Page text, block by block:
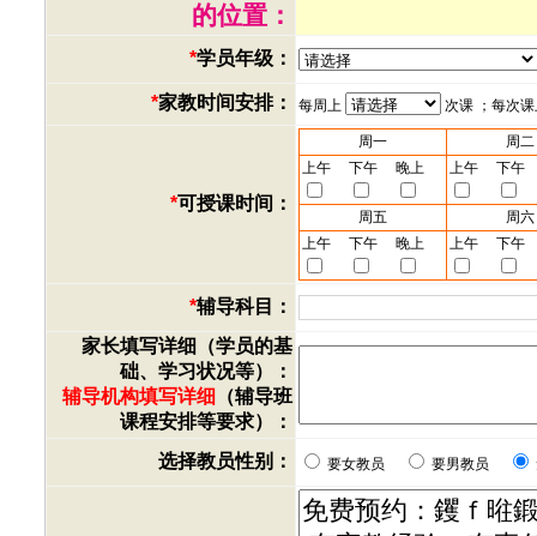
的位置：
*学员年级：
*家教时间安排： 每周上 次课 ；每次
*可授课时间：
周一
周二
上午
下午 晚上 上午 下午
周五
周六
上午
下午 晚上 上午 下午
*辅导科目：
家长填写详细（学员的基
础、学习状况等）：
辅导机构填写详细 （辅导班
课程安排等要求）：
选择教员性别：
要女教员 要男教员